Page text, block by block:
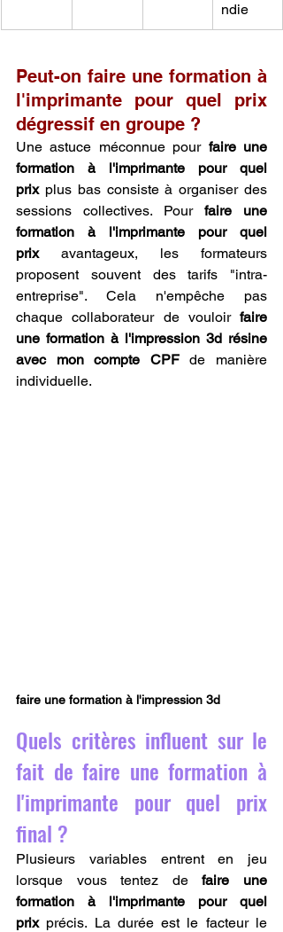
ndie
Peut-on faire une formation à
l'imprimante pour quel prix
dégressif en groupe ?
Une astuce méconnue pour faire une
formation à l'imprimante pour quel
prix plus bas consiste à organiser des
sessions collectives. Pour faire une
formation à l'imprimante pour quel
prix avantageux, les formateurs
proposent souvent des tarifs "intra-
entreprise". Cela n'empêche pas
chaque collaborateur de vouloir faire
une formation à l'impression 3d résine
avec mon compte CPF de manière
individuelle.
faire une formation à l'impression 3d
Quels critères influent sur le
fait de faire une formation à
l'imprimante pour quel prix
final ?
Plusieurs variables entrent en jeu
lorsque vous tentez de faire une
formation à l'imprimante pour quel
prix précis. La durée est le facteur le